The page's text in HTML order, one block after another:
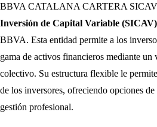
BBVA CATALANA CARTERA SICAV
Inversión de Capital Variable (SICAV)
BBVA. Esta entidad permite a los
gama de activos financieros mediante
colectivo. Su estructura flexible le
de los inversores, ofreciendo opciones
gestión profesional.